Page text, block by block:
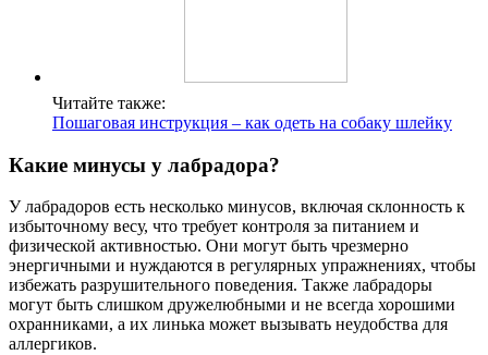
Читайте также:
Пошаговая инструкция – как одеть на собаку шлейку
Какие минусы у лабрадора?
У лабрадоров есть несколько минусов, включая склонность к
избыточному весу, что требует контроля за питанием и
физической активностью. Они могут быть чрезмерно
энергичными и нуждаются в регулярных упражнениях, чтобы
избежать разрушительного поведения. Также лабрадоры
могут быть слишком дружелюбными и не всегда хорошими
охранниками, а их линька может вызывать неудобства для
аллергиков.